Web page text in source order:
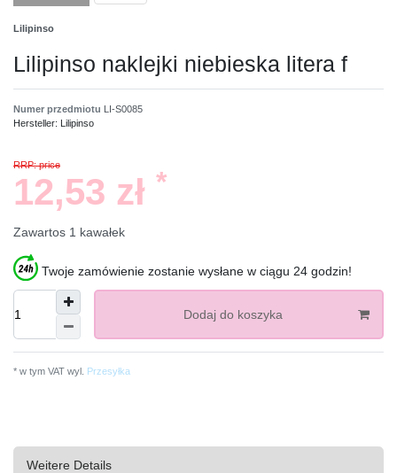
Lilipinso
Lilipinso naklejki niebieska litera f
Numer przedmiotu
LI-S0085
Hersteller:
Lilipinso
RRP: price
12,53 zł *
Zawartos 1 kawałek
Twoje zamówienie zostanie wysłane w ciągu 24 godzin!
Dodaj do koszyka
* w tym VAT wyl. Przesyłka
Weitere Details